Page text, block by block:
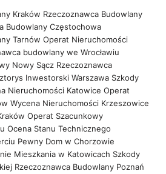
Kraków Rzeczoznawca Budowlany
Budowlany Częstochowa
Tarnów Operat Nieruchomości
budowlany we Wrocławiu
Nowy Sącz Rzeczoznawca
Inwestorski Warszawa Szkody
Nieruchomości Katowice Operat
Wycena Nieruchomości Krzeszowice
Operat Szacunkowy
Ocena Stanu Technicznego
Pewny Dom w Chorzowie
Mieszkania w Katowicach Szkody
Rzeczoznawca Budowlany Poznań